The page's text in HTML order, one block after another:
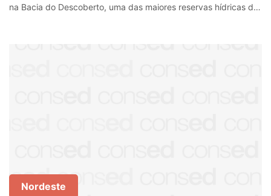
na Bacia do Descoberto, uma das maiores reservas hídricas do
Nordeste